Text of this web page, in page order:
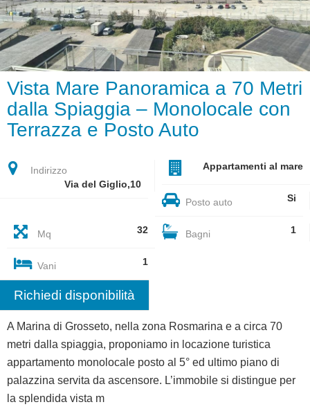
Vista Mare Panoramica a 70 Metri
dalla Spiaggia – Monolocale con
Terrazza e Posto Auto
Indirizzo
Via del Giglio,10
Appartamenti al mare
Posto auto Si
Mq 32 Bagni 1
Vani 1
Richiedi disponibilità
A Marina di Grosseto, nella zona Rosmarina e a circa 70
metri dalla spiaggia, proponiamo in locazione turistica
appartamento monolocale posto al 5° ed ultimo piano di
palazzina servita da ascensore. L’immobile si distingue per
la splendida vista m